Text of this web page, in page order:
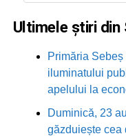
Ultimele știri din
Primăria
iluminatului
apelului la
Duminică, 23
găzduiește cea